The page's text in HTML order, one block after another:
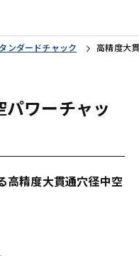
ンダードチャック 高精度大
ワーチャッ
高精度大貫通穴径中空